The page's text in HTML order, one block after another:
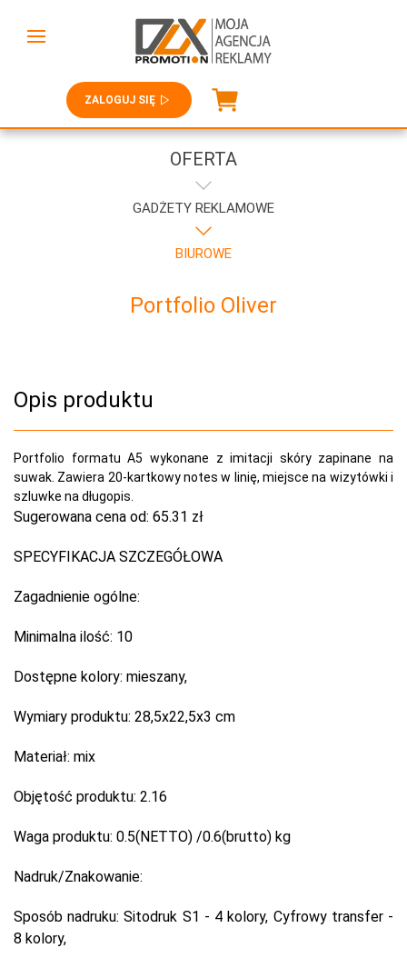
ZALOGUJ SIĘ
OFERTA
GADŻETY REKLAMOWE
BIUROWE
Portfolio Oliver
Opis produktu
Portfolio formatu A5 wykonane z imitacji skóry zapinane na
suwak. Zawiera 20-kartkowy notes w linię, miejsce na wizytówki i
szluwke na długopis.
Sugerowana cena od: 65.31 zł
SPECYFIKACJA SZCZEGÓŁOWA
Zagadnienie ogólne:
Minimalna ilość: 10
Dostępne kolory: mieszany,
Wymiary produktu: 28,5x22,5x3 cm
Materiał: mix
Objętość produktu: 2.16
Waga produktu: 0.5(NETTO) /0.6(brutto) kg
Nadruk/Znakowanie:
Sposób nadruku:Sitodruk S1 - 4 kolory, Cyfrowy transfer -
8 kolory,